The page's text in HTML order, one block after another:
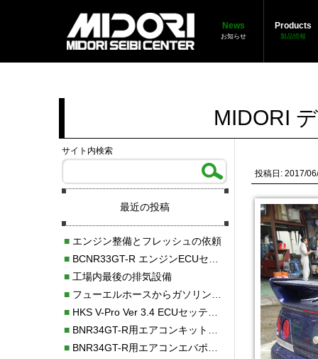
News
お知らせ
Products
製品情報
MIDORI
投稿日: 2017/
サイト内検索
最近の投稿
■エンジン整備とフレッシュの依頼
■BCNR33GT-R エンジンECUセッティング調整
■工場内最後の排気設備
■フューエルホースからガソリン漏れ
■HKS V-Pro Ver 3.4 ECUセッティング
■BNR34GT-R用エアコンキット新発売！！
■BNR34GT-R用エアコンエバポレーターを新発売！！